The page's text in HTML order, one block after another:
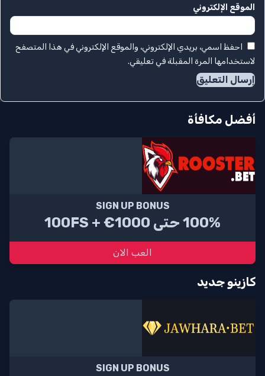
الموقع الإلكتروني
احفظ اسمي، بريدي الإلكتروني، والموقع الإلكتروني في هذا المتصفح
لاستخدامها المرة المقبلة في تعليقي.
أفضل مكافأة
SIGN UP BONUS
100% حتى 1000€ + 100FS
العب الان
كازينو جديد
SIGN UP BONUS